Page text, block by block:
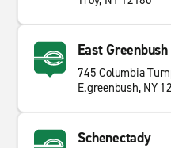
East Greenbush
745 Columbia
E.greenbush, NY
Schenectady